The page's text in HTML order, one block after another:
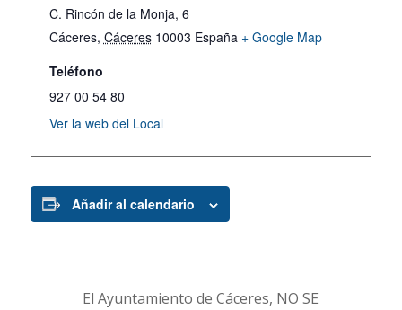
C. Rincón de la Monja, 6
Cáceres, Cáceres 10003 España + Google Map
Teléfono
927 00 54 80
Ver la web del Local
Añadir al calendario
El Ayuntamiento de Cáceres, NO SE